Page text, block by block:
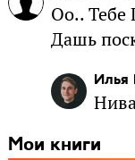
Оо.. Тебе
Дашь
Илья
Мои книги